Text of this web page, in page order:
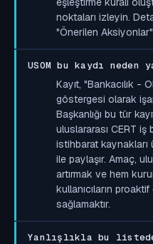
noktaları izleyin.
"Önerilen
USOM bu kaydı neden
Kayıt, "Bankacılık -
göstergesi olarak
Başkanlığı bu tür
uluslararası CERT
istihbarat
ile paylaşır. Amaç,
artırmak ve hem
kullanıcıların
sağlamaktır.
Yanlışlıkla bu listede